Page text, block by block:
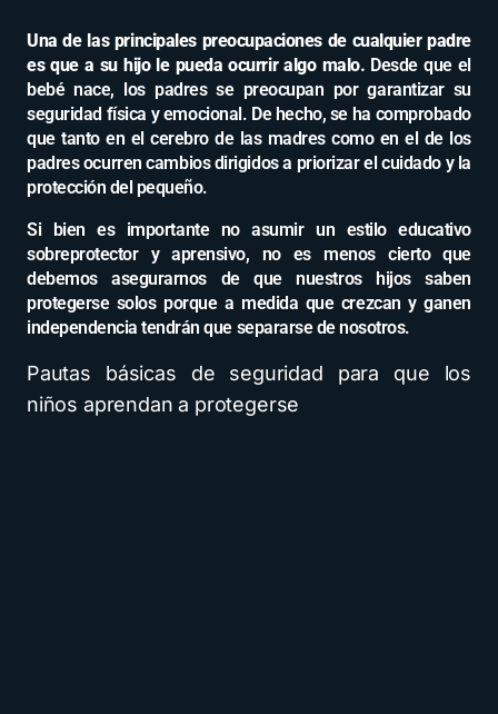
Una de las principales preocupaciones de cualquier padre
es que a su hijo le pueda ocurrir algo malo. Desde que el
bebé nace, los padres se preocupan por garantizar su
seguridad física y emocional. De hecho, se ha comprobado
que tanto en el cerebro de las madres como en el de los
padres ocurren cambios dirigidos a priorizar el cuidado y la
protección del pequeño.
Si bien es importante no asumir un estilo educativo
sobreprotector y aprensivo, no es menos cierto que
debemos asegurarnos de que nuestros hijos saben
protegerse solos porque a medida que crezcan y ganen
independencia tendrán que separarse de nosotros.
Pautas básicas de seguridad para que los
niños aprendan a protegerse